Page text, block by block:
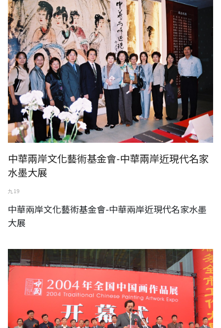
中華兩岸文化藝術基金會-中華兩岸近現代名家
水墨大展
九 19
中華兩岸文化藝術基金會-中華兩岸近現代名家水墨
大展
中華兩岸文化藝術基金會-全國中國畫作品展